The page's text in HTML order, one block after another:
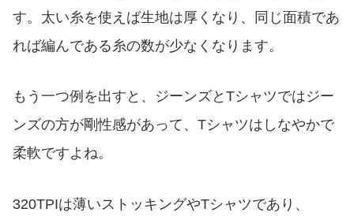
す。太い糸を使えば生地は厚くなり、同じ面積であ
れば編んである糸の数が少なくなります。
もう一つ例を出すと、ジーンズとTシャツではジー
ンズの方が剛性感があって、Tシャツはしなやかで
柔軟ですよね。
320TPIは薄いストッキングやTシャツであり、